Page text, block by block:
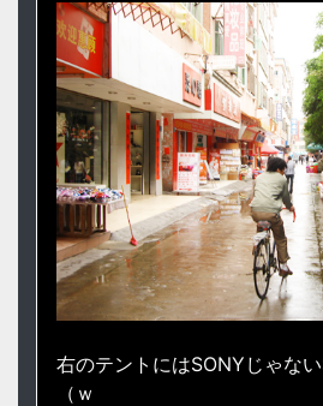
右のテントにはSONYじゃない
（ｗ